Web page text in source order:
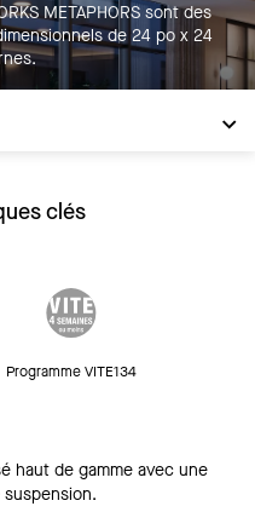
METAPHORS sont des
de 24 po x 24
clés
Programme VITE134
haut de gamme avec une